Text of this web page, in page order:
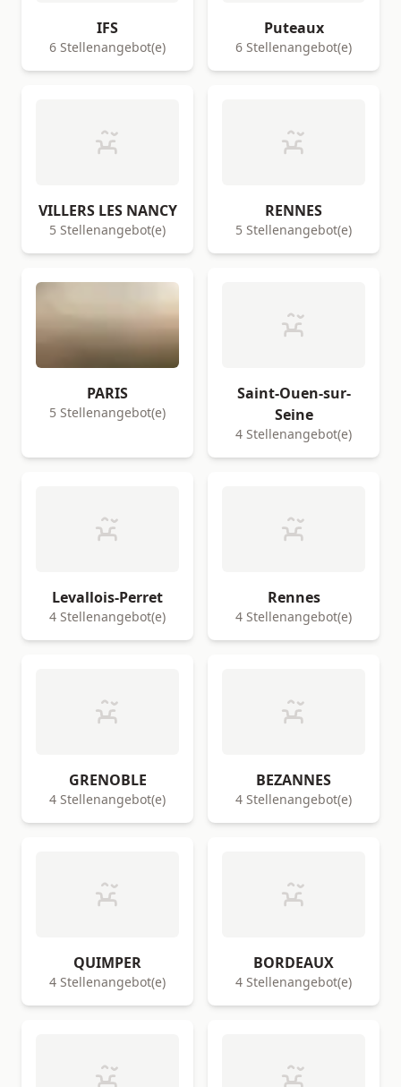
IFS
6 Stellenangebot(e)
Puteaux
6 Stellenangebot(e)
VILLERS LES NANCY
5 Stellenangebot(e)
RENNES
5 Stellenangebot(e)
PARIS
5 Stellenangebot(e)
Saint-Ouen-sur-
Seine
4 Stellenangebot(e)
Levallois-Perret
4 Stellenangebot(e)
Rennes
4 Stellenangebot(e)
GRENOBLE
4 Stellenangebot(e)
BEZANNES
4 Stellenangebot(e)
QUIMPER
4 Stellenangebot(e)
BORDEAUX
4 Stellenangebot(e)